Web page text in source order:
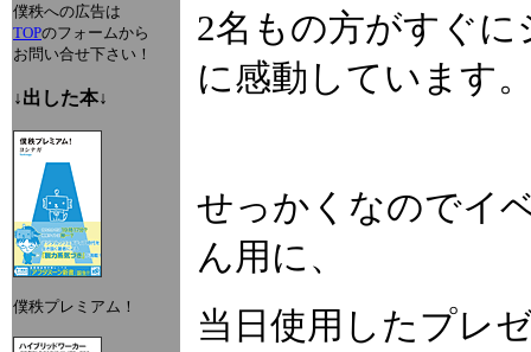
僕秩への広告は
TOPのフォームから
お問い合せ下さい！
↓出した本↓
僕秩プレミアム！
2名もの方がすぐ
に感動しています
せっかくなのでイ
ん用に、
当日使用したプレ